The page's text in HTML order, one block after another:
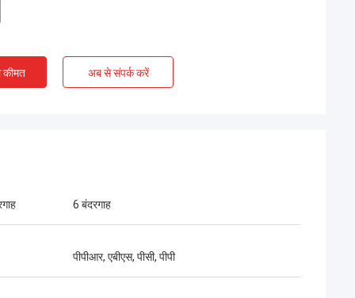
श्री हेनरी थाई
कीमत अब से संपर्क करें
6 बंदरगाह
पीपीआर, एबीएस, पीसी, पीपी